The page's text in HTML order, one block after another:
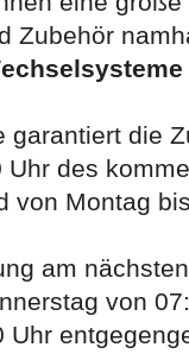
Zubehör
garantiert die
des
von Montag
am
von